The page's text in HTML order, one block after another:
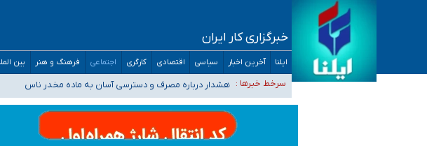
خبرگزاری کار ایران
ایلنا آخرین اخبار سیاسی اقتصادی کارگری اجتماعی فرهنگ و هنر بین
سرخط خبرها :
ثبت‌نام بخش عمده دانش‌آموزان مدارس ایرانی امارات در کشور/ درباره
هشدار درباره مصرف و دسترسی آسان به ماده مخدر ناس
بازگشت اساتید دانشگاه فرهنگیان به کجا رسید؟
۵۵۶ هزار نفر در صف وام ازدواج/ بانک سرمایه با وجود ۲۵۰ متقاضی، تاکنون هیچ فقره وامی پرداخت نکرده است
کسانی که خواهان ادامه جنگ هستند، برنامه خود را برای اداره کشور ارائه کنند